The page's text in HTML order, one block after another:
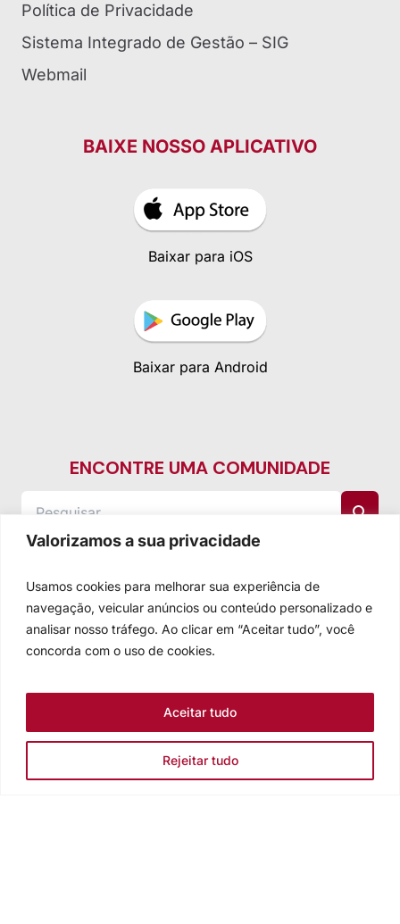
Valorizamos a sua privacidade
Usamos cookies para melhorar sua experiência de
navegação, veicular anúncios ou conteúdo personalizado e
analisar nosso tráfego. Ao clicar em “Aceitar tudo”, você
concorda com o uso de cookies.
Rejeitar tudo
Aceitar tudo
Política de Privacidade
Sistema Integrado de Gestão – SIG
Webmail
BAIXE NOSSO APLICATIVO
Baixar para iOS
Baixar para Android
ENCONTRE UMA COMUNIDADE